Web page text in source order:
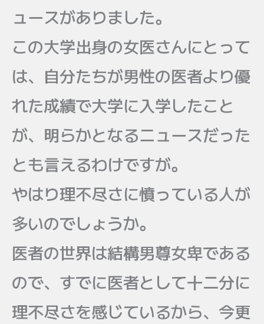
ュースがありました。
この大学出身の女医さんにとって
は、自分たちが男性の医者より優
れた成績で大学に入学したこと
が、明らかとなるニュースだった
とも言えるわけですが。
やはり理不尽さに憤っている人が
多いのでしょうか。
医者の世界は結構男尊女卑である
ので、すでに医者として十二分に
理不尽さを感じているから、今更